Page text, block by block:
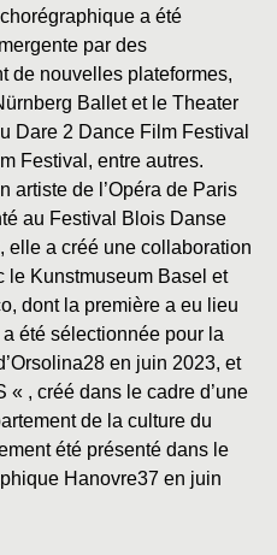
a été
par des
de nouvelles plateformes,
Ballet et le Theater
Dare 2 Dance Film Festival
Festival, entre autres.
artiste de l’Opéra de Paris
au Festival Blois Danse
elle a créé une collaboration
le Kunstmuseum Basel et
dont la première a eu lieu
été sélectionnée pour la
en juin 2023, et
, créé dans le cadre d’une
de la culture du
été présenté dans le
Hanovre37 en juin